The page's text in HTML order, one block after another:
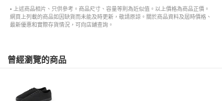
• 上述商品相片、只供參考。商品尺寸、容量等則為近似值。以上價格為商品正價。
網頁上列載的商品如因缺貨而未能及時更新，敬請原諒。關於商品資料及屆時價格、
最新優惠和實際存貨情況，可向店舖查詢。
曾經瀏覽的商品